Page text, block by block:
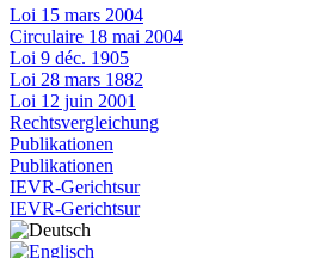
Loi 15 mars 2004
Circulaire 18 mai 2004
Loi 9 déc. 1905
Loi 28 mars 1882
Loi 12 juin 2001
Rechtsvergleichung
Publikationen
Publikationen
IEVR-Gerichtsur
IEVR-Gerichtsur